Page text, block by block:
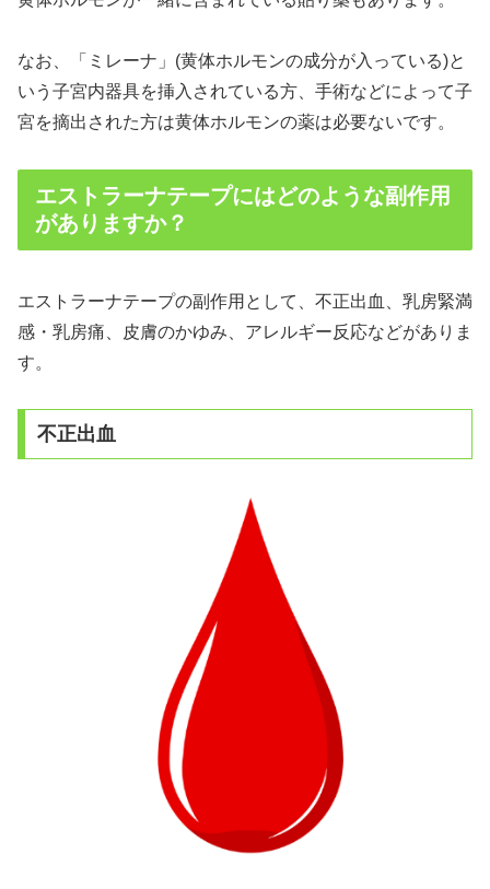
なお、「ミレーナ」(黄体ホルモンの成分が入っている)と
いう子宮内器具を挿入されている方、手術などによって子
宮を摘出された方は黄体ホルモンの薬は必要ないです。
エストラーナテープにはどのような副作用
がありますか？
エストラーナテープの副作用として、不正出血、乳房緊満
感・乳房痛、皮膚のかゆみ、アレルギー反応などがありま
す。
不正出血